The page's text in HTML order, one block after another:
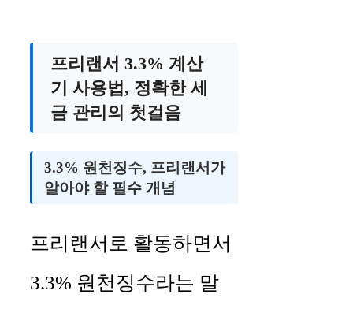
프리랜서 3.3% 계산
기 사용법, 정확한 세
금 관리의 첫걸음
3.3% 원천징수, 프리랜서가
알아야 할 필수 개념
프리랜서로 활동하면서
3.3% 원천징수라는 말